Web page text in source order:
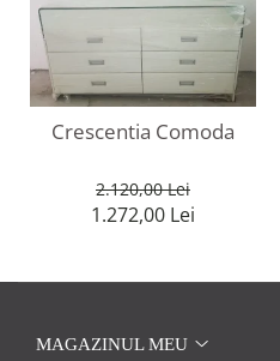
Crescentia Comoda
2.120,00 Lei
1.272,00 Lei
MAGAZINUL MEU